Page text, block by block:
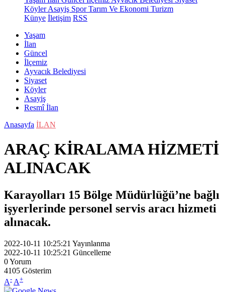
KöylerAsayiş SporTarım Ve Ekonomi Turizm
Künye İletişim RSS
Yaşam
İlan
Güncel
İlçemiz
Ayvacık Belediyesi
Siyaset
Köyler
Asayiş
Resmî İlan
Anasayfa İLAN
ARAÇ KİRALAMA HİZMETİ
ALINACAK
Karayolları 15 Bölge Müdürlüğü’ne bağlı
işyerlerinde personel servis aracı hizmeti
alınacak.
2022-10-11 10:25:21 Yayınlanma
2022-10-11 10:25:21 Güncelleme
0Yorum
4105 Gösterim
A- A+